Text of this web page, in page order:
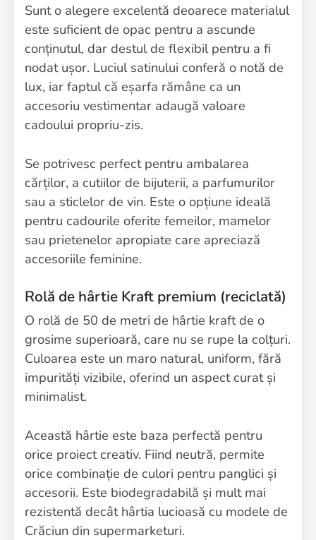
Sunt o alegere excelentă deoarece materialul
este suficient de opac pentru a ascunde
conținutul, dar destul de flexibil pentru a fi
nodat ușor. Luciul satinului conferă o notă de
lux, iar faptul că eșarfa rămâne ca un
accesoriu vestimentar adaugă valoare
cadoului propriu-zis.
Se potrivesc perfect pentru ambalarea
cărților, a cutiilor de bijuterii, a parfumurilor
sau a sticlelor de vin. Este o opțiune ideală
pentru cadourile oferite femeilor, mamelor
sau prietenelor apropiate care apreciază
accesoriile feminine.
Rolă de hârtie Kraft premium (reciclată)
O rolă de 50 de metri de hârtie kraft de o
grosime superioară, care nu se rupe la colțuri.
Culoarea este un maro natural, uniform, fără
impurități vizibile, oferind un aspect curat și
minimalist.
Această hârtie este baza perfectă pentru
orice proiect creativ. Fiind neutră, permite
orice combinație de culori pentru panglici și
accesorii. Este biodegradabilă și mult mai
rezistentă decât hârtia lucioasă cu modele de
Crăciun din supermarketuri.